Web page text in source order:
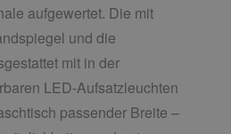
aufgewertet. Die mit
und die
mit in der
LED-Aufsatzleuchten
passender Breite –